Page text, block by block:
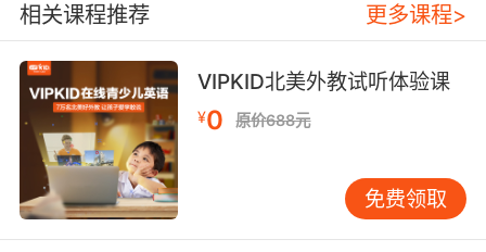
7. They're petitioning the governor to have
me temporarily suspended.
他们请愿州长让我 暂时离职
8. Teddy, I told you we're temporarily
unemployed.
泰迪 我跟你说了 我们暂时没有工作
相关课程推荐 更多课程>
VIPKID北美外教试听体验课
¥0 原价688元
免费领取